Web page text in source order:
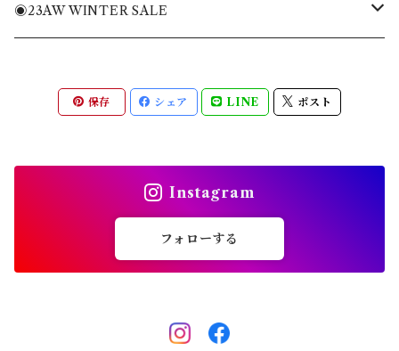
ブルゾン・ジャケット
全てのアイテム
ニット・ニットベスト
パンツ・ショートパンツ
スカート・ワンピース
キャディバッグ
キャップ・バイザー
ソックス
MENS APPAREL
◉23AW WINTER SALE
WOMENS
ACC
保存 シェア LINE ポスト
Instagram
フォローする